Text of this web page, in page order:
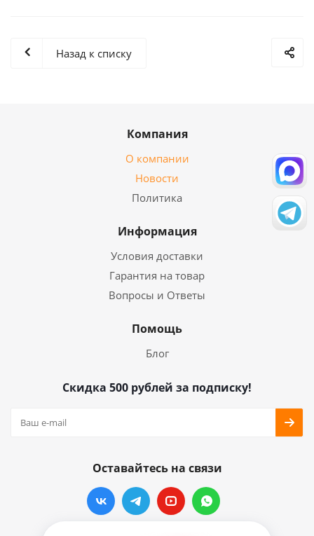
Назад к списку
Компания
О компании
Новости
Политика
Информация
Условия доставки
Гарантия на товар
Вопросы и Ответы
Помощь
Блог
Скидка 500 рублей за подписку!
Оставайтесь на связи